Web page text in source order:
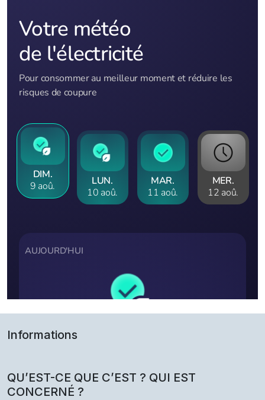
Informations
QU’EST-CE QUE C’EST ? QUI EST
CONCERNÉ ?